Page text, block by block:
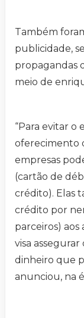
Também
publicidade,
propagandas
meio de
“Para evitar o
oferecimento
empresas
(cartão de
crédito). Elas
crédito por
parceiros)
visa
dinheiro que
anunciou, na